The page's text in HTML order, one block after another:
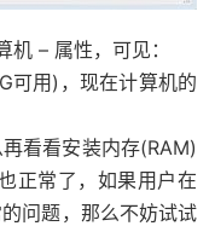
– 属性，可见：
用)，现在计算机的
看看安装内存(RAM)
正常了，如果用户在
问题，那么不妨试试